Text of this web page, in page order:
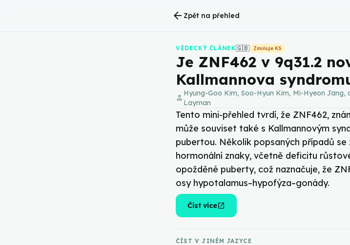
arrow_back Zpět na přehled
VĚDECKÝ ČLÁNEK🇬🇧 Zmiňuje KS
Je ZNF462 v 9q31.2
Kallmannova
person Hyung-Goo Kim, Soo-Hyun Kim, Mi-Hyeon Jang,
Layman
Tento mini-přehled tvrdí, že ZNF462,
může souviset také s Kallmannovým
pubertou. Několik popsaných případů
hormonální znaky, včetně deficitu
opožděné puberty, což naznačuje, že
osy hypotalamus–hypofýza–gonády.
Číst víceopen_in_new
ČÍST V JINÉM JAZYCE